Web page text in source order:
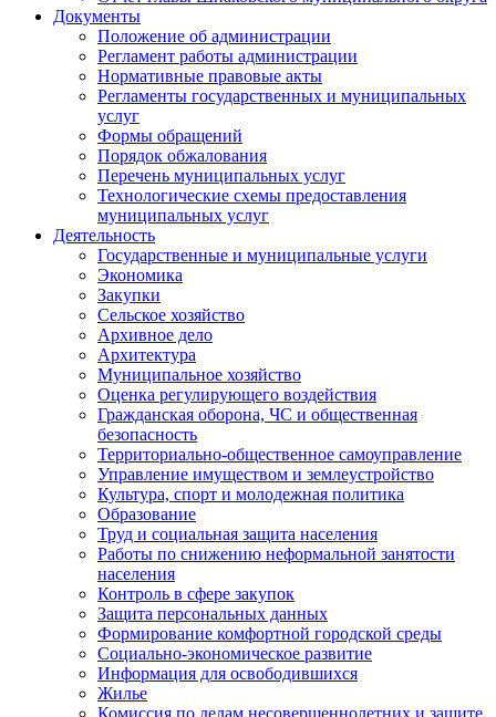
Документы
Положение об администрации
Регламент работы администрации
Нормативные правовые акты
Регламенты государственных и муниципальных
услуг
Формы обращений
Порядок обжалования
Перечень муниципальных услуг
Технологические схемы предоставления
муниципальных услуг
Деятельность
Государственные и муниципальные услуги
Экономика
Закупки
Сельское хозяйство
Архивное дело
Архитектура
Муниципальное хозяйство
Оценка регулирующего воздействия
Гражданская оборона, ЧС и общественная
безопасность
Территориально-общественное самоуправление
Управление имуществом и землеустройство
Культура, спорт и молодежная политика
Образование
Труд и социальная защита населения
Работы по снижению неформальной занятости
населения
Контроль в сфере закупок
Защита персональных данных
Формирование комфортной городской среды
Социально-экономическое развитие
Информация для освободившихся
Жилье